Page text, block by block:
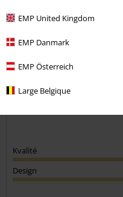
EMP United Kingdom
EMP Danmark
EMP Österreich
Large Belgique
1 Recension
Awesome
Kvalité
Design